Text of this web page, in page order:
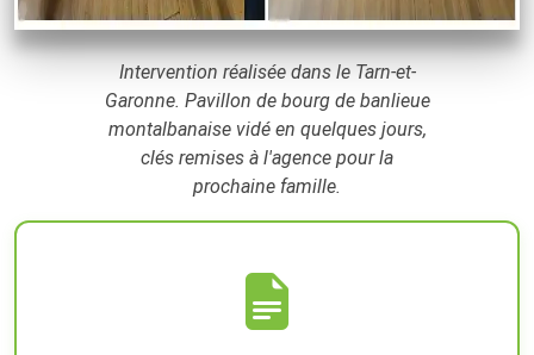
Intervention réalisée dans le Tarn-et-
Garonne. Pavillon de bourg de banlieue
montalbanaise vidé en quelques jours,
clés remises à l'agence pour la
prochaine famille.